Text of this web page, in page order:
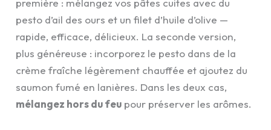
première : mélangez vos pâtes cuites avec du
pesto d’ail des ours et un filet d’huile d’olive —
rapide, efficace, délicieux. La seconde version,
plus généreuse : incorporez le pesto dans de la
crème fraîche légèrement chauffée et ajoutez du
saumon fumé en lanières. Dans les deux cas,
mélangez hors du feu pour préserver les arômes.